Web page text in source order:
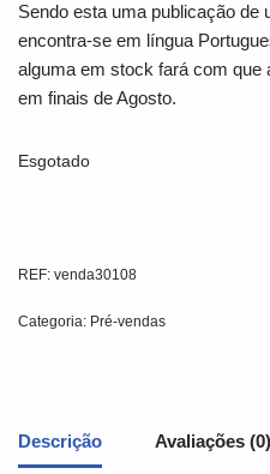
Sendo esta uma publicação de
encontra-se em língua
alguma em stock fará com que
em finais de Agosto.
Esgotado
REF: venda30108
Categoria: Pré-vendas
Descrição Avaliações (0)